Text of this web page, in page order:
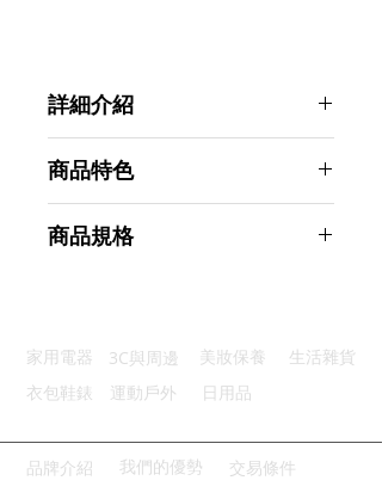
詳細介紹
商品特色
優質噴頭：可隨意調節霧狀及條狀
商品規格
主要材質：HDPE塑料
商品尺寸：25*7.5*7.5cm
產地名稱：中國大陸
代理商：亞桓有限公司
家用電器 3C與周邊 美妝保養
生活雜貨
衣包鞋錶
運動戶外 日用品
品牌介紹 我們的優勢 交易條件